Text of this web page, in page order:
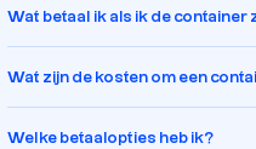
Wat betaal ik als ik de container
Wat zijn de kosten om een
Welke betaalopties heb ik?